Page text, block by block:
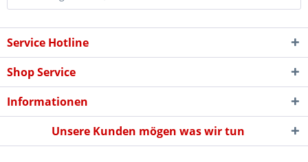
Service Hotline
Shop Service
Informationen
Unsere Kunden mögen was wir tun